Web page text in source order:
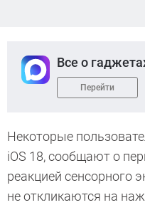
Все о
Перейти
Некоторые
iOS 18, сообщают о
реакцией сенсорного
не откликаются на